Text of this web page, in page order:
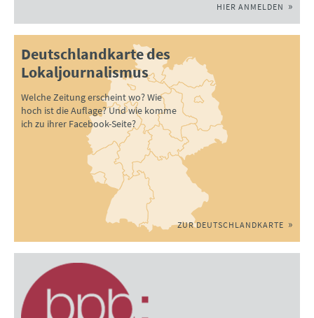
HIER ANMELDEN
Deutschlandkarte des
Lokaljournalismus
Welche Zeitung erscheint wo? Wie
hoch ist die Auflage? Und wie komme
ich zu ihrer Facebook-Seite?
ZUR DEUTSCHLANDKARTE